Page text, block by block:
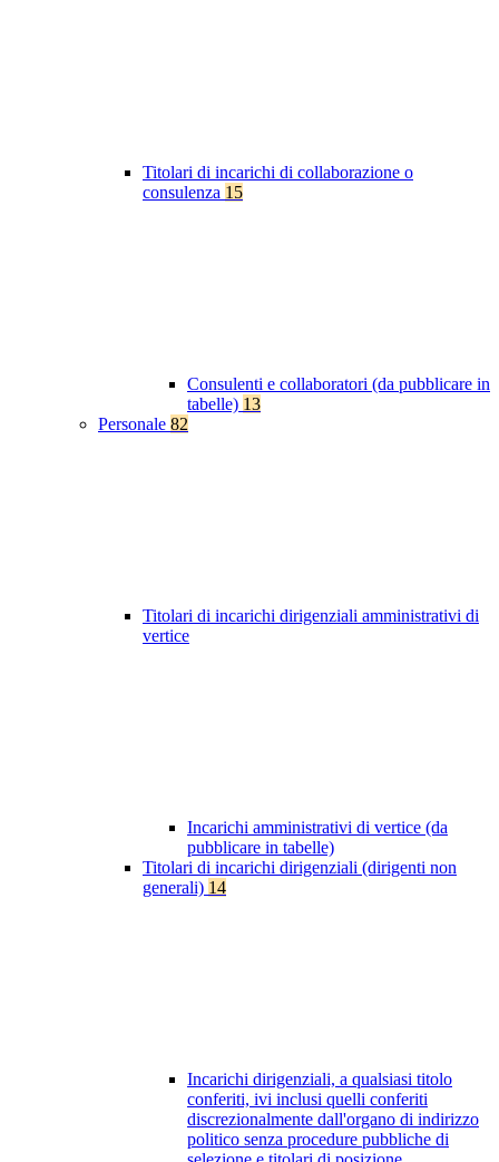
Titolari di incarichi di collaborazione o
consulenza 15
Consulenti e collaboratori (da pubblicare in
tabelle) 13
Personale 82
Titolari di incarichi dirigenziali amministrativi di
vertice
Incarichi amministrativi di vertice (da
pubblicare in tabelle)
Titolari di incarichi dirigenziali (dirigenti non
generali) 14
Incarichi dirigenziali, a qualsiasi titolo
conferiti, ivi inclusi quelli conferiti
discrezionalmente dall'organo di indirizzo
politico senza procedure pubbliche di